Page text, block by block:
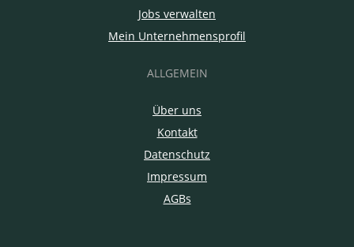
Jobs verwalten
Mein Unternehmensprofil
ALLGEMEIN
Über uns
Kontakt
Datenschutz
Impressum
AGBs